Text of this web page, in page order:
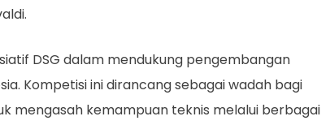
DSG dalam mendukung pengembangan
Kompetisi ini dirancang sebagai wadah bagi
mengasah kemampuan teknis melalui berbagai